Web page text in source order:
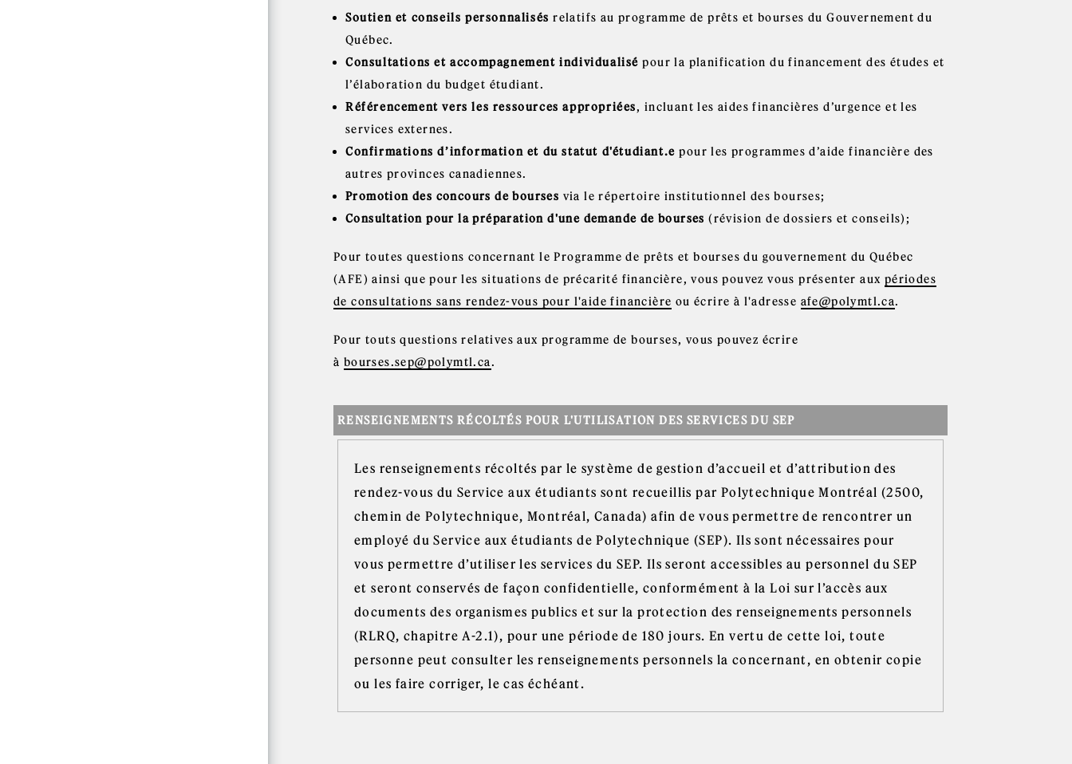
Soutien et conseils personnalisés relatifs au programme de prêts et bourses du Gouvernement du
Québec.
Consultations et accompagnement individualisé pour la planification du financement des études et
l’élaboration du budget étudiant.
Référencement vers les ressources appropriées, incluant les aides financières d’urgence et les
services externes.
Confirmations d’information et du statut d'étudiant.epour les programmes d’aide financière des
autres provinces canadiennes.
Promotion des concours de bourses via le répertoire institutionnel des bourses;
Consultation pour la préparation d'une demande de bourses (révision de dossiers et conseils);
Pour toutes questions concernant le Programme de prêts et bourses du gouvernement du Québec
(AFE) ainsi que pour les situations de précarité financière, vous pouvez vous présenter aux périodes
de consultations sans rendez-vous pour l'aide financière ou écrire à l'adresse afe@polymtl.ca.
Pour touts questions relatives aux programme de bourses, vous pouvez écrire
à bourses.sep@polymtl.ca .
RENSEIGNEMENTS RÉCOLTÉS POUR L'UTILISATION DES SERVICES DU SEP
Les renseignements récoltés par le système de gestion d’accueil et d’attribution des
rendez-vous du Service aux étudiants sont recueillis par Polytechnique Montréal (2500,
chemin de Polytechnique, Montréal, Canada) afin de vous permettre de rencontrer un
employé du Service aux étudiants de Polytechnique (SEP). Ils sont nécessaires pour
vous permettre d’utiliser les services du SEP. Ils seront accessibles au personnel du SEP
et seront conservés de façon confidentielle, conformément à la Loi sur l’accès aux
documents des organismes publics et sur la protection des renseignements personnels
(RLRQ, chapitre A-2.1), pour une période de 180 jours. En vertu de cette loi, toute
personne peut consulter les renseignements personnels la concernant, en obtenir copie
ou les faire corriger, le cas échéant.